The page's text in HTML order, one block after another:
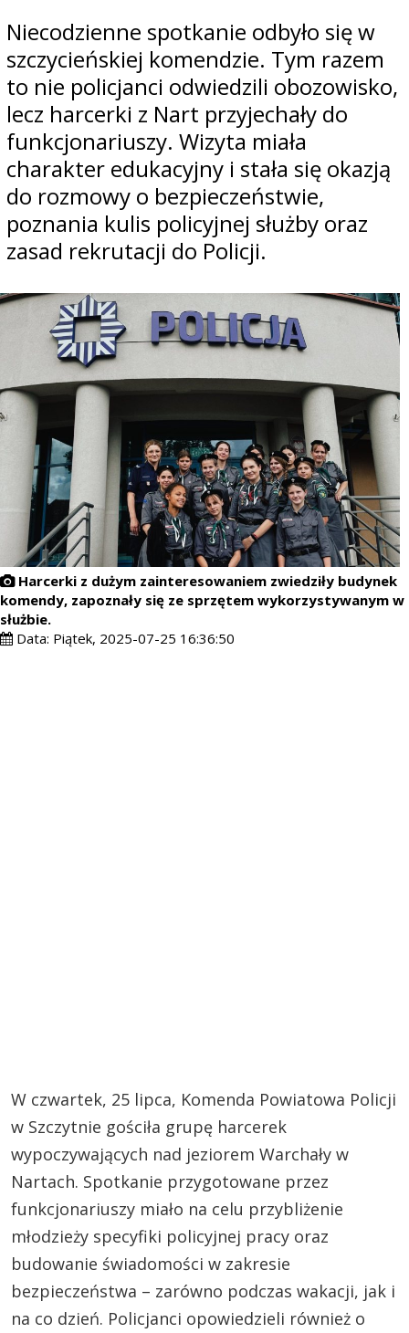
Niecodzienne spotkanie odbyło się w
szczycieńskiej komendzie. Tym razem
to nie policjanci odwiedzili obozowisko,
lecz harcerki z Nart przyjechały do
funkcjonariuszy. Wizyta miała
charakter edukacyjny i stała się okazją
do rozmowy o bezpieczeństwie,
poznania kulis policyjnej służby oraz
zasad rekrutacji do Policji.
Harcerki z dużym zainteresowaniem zwiedziły budynek
komendy, zapoznały się ze sprzętem wykorzystywanym w
służbie.
Data: Piątek, 2025-07-25 16:36:50
W czwartek, 25 lipca, Komenda Powiatowa Policji
w Szczytnie gościła grupę harcerek
wypoczywających nad jeziorem Warchały w
Nartach. Spotkanie przygotowane przez
funkcjonariuszy miało na celu przybliżenie
młodzieży specyfiki policyjnej pracy oraz
budowanie świadomości w zakresie
bezpieczeństwa – zarówno podczas wakacji, jak i
na co dzień. Policjanci opowiedzieli również o